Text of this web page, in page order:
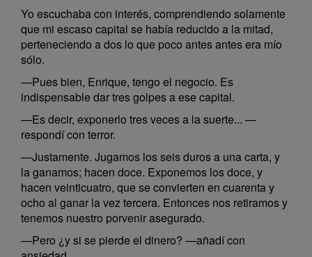
Yo escuchaba con interés, comprendiendo solamente
que mi escaso capital se había reducido a la mitad,
perteneciendo a dos lo que poco antes antes era mío
sólo.
—Pues bien, Enrique, tengo el negocio. Es
indispensable dar tres golpes a ese capital.
—Es decir, exponerlo tres veces a la suerte... —
respondí con terror.
—Justamente. Jugamos los seis duros a una carta, y
la ganamos; hacen doce. Exponemos los doce, y
hacen veinticuatro, que se convierten en cuarenta y
ocho al ganar la vez tercera. Entonces nos retiramos y
tenemos nuestro porvenir asegurado.
—Pero ¿y si se pierde el dinero? —añadí con